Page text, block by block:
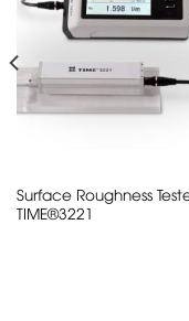
Surface Roughness
TIME®3221